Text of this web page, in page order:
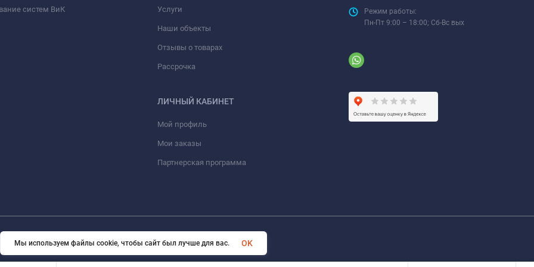
систем ВиК Услуги
Наши объекты
Отзывы о товарах
Рассрочка
ЛИЧНЫЙ КАБИНЕТ
Мой профиль
Мои заказы
Партнерская программа
Режим работы:
Пн-Пт 9:00 – 18:00; Сб-Вс вых
© 2026 ООО «ФАЗИНЖИНИРИНГ». Все права защищены
Мы используем файлы cookie, чтобы сайт был лучше для вас. OK